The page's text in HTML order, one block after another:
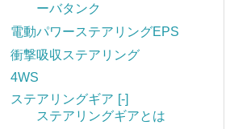
ーバタンク
電動パワーステアリングEPS
衝撃吸収ステアリング
4WS
ステアリングギア [-]
ステアリングギアとは